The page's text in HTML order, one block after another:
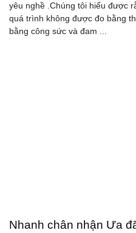
yêu nghề .Chúng tôi hiểu được
quá trình không được đo bằng
bằng công sức và đam ...
Nhanh chân nhận Ưa